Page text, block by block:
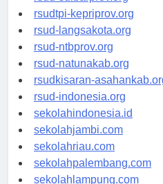
rsud-sulbarprov.org
rsudtpi-kepriprov.org
rsud-langsakota.org
rsud-ntbprov.org
rsud-natunakab.org
rsudkisaran-asahankab.org
rsud-indonesia.org
sekolahindonesia.id
sekolahjambi.com
sekolahriau.com
sekolahpalembang.com